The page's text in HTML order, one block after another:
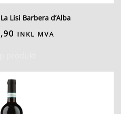
Lisi Barbera d’Alba
INKL MVA